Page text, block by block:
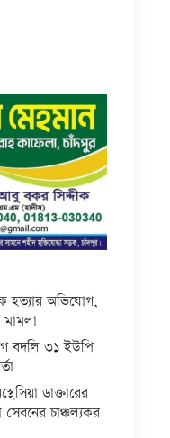
হত্যার অভিযোগ,
বদলি ৩১ ইউপি
ডাক্তারের
সেবনের চাঞ্চল্যকর